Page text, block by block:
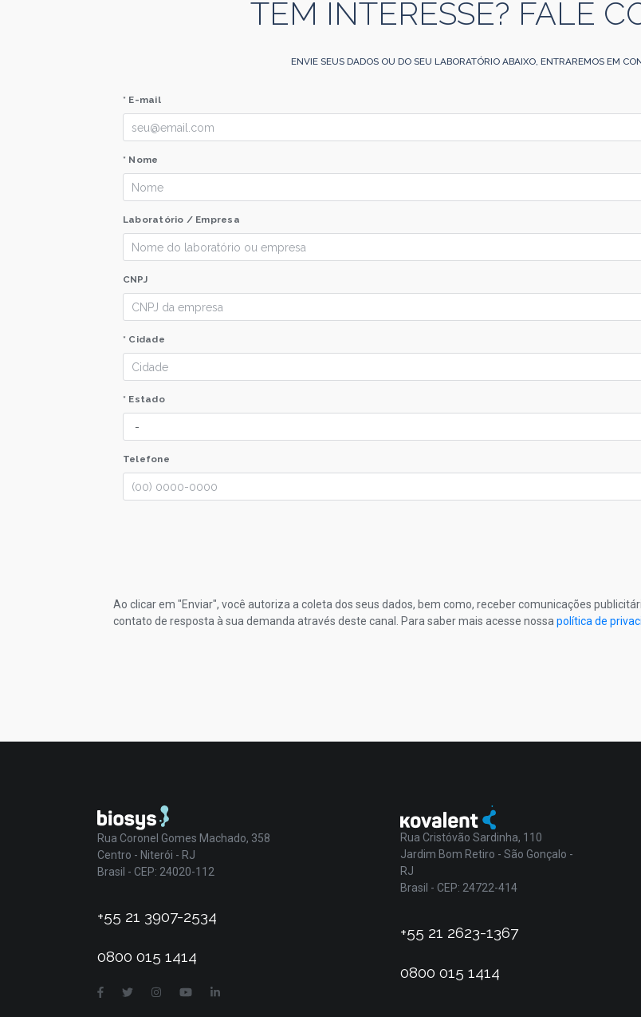
TEM INTERESSE? FALE
ENVIE SEUS DADOS OU DO SEU LABORATÓRIO ABAIXO, ENTRAREMOS EM
* E-mail
* Nome
Laboratório / Empresa
CNPJ
* Cidade
* Estado
Telefone
Ao clicar em "Enviar", você autoriza a coleta dos seus dados, bem como, receber comunicações
contato de resposta à sua demanda através deste canal. Para saber mais acesse nossa política de
Rua Coronel Gomes Machado, 358
Centro - Niterói - RJ
Brasil - CEP: 24020-112
+55 21 3907-2534
0800 015 1414
Rua Cristóvão Sardinha, 110
Jardim Bom Retiro - São Gonçalo -
RJ
Brasil - CEP: 24722-414
+55 21 2623-1367
0800 015 1414